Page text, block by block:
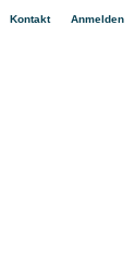
Kontakt| Anmelden